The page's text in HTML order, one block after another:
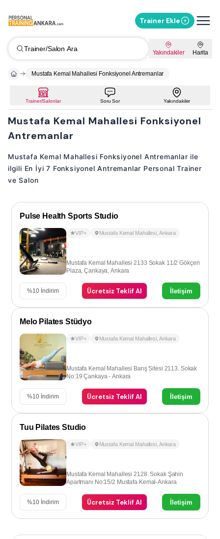
Trainer Ekle
Trainer/Salon Ara Yakındakiler Harita
Mustafa Kemal Mahallesi Fonksiyonel Antremanlar
Trainer/Salonlar Soru Sor Yakındakiler
Mustafa Kemal Mahallesi Fonksiyonel
Antremanlar
Mustafa Kemal Mahallesi Fonksiyonel Antremanlar ile
ilgili En İyi 7 Fonksiyonel Antremanlar Personal Trainer
ve Salon
Pulse Health Sports Studio
VIP+ Mustafa Kemal Mahallesi Ankara
Mustafa Kemal Mahallesi 2133 Sokak 11/2 Gökçen
Plaza, Çankaya, Ankara
%10 İndirim Ücretsiz Teklif Al İletişim
Melo Pilates Stüdyo
VIP+ Mustafa Kemal Mahallesi Ankara
Mustafa Kemal Mahallesi Barış Sitesi 2113. Sokak
No:19 Çankaya - Ankara
%10 İndirim Ücretsiz Teklif Al İletişim
Tuu Pilates Studio
VIP+ Mustafa Kemal Mahallesi Ankara
Mustafa Kemal Mahallesi 2128. Sokak Şahin
Apartmanı No:15/2 Mustafa Kemal-Ankara
%10 İndirim Ücretsiz Teklif Al İletişim